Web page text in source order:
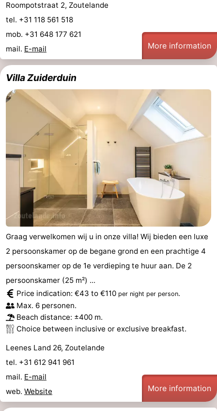
Roompotstraat 2, Zoutelande
tel. +31 118 561 518
mob. +31 648 177 621
mail. E-mail More information
Villa Zuiderduin
Graag verwelkomen wij u in onze villa! Wij bieden een luxe
2 persoonskamer op de begane grond en een prachtige 4
persoonskamer op de 1e verdieping te huur aan. De 2
persoonskamer (25 m²) ...
Price indication: €43 to €110 per night per person.
Max. 6 personen.
Beach distance: ±400 m.
Choice between inclusive or exclusive breakfast.
Leenes Land 26, Zoutelande
tel. +31 612 941 961
mail. E-mail
web. Website More information